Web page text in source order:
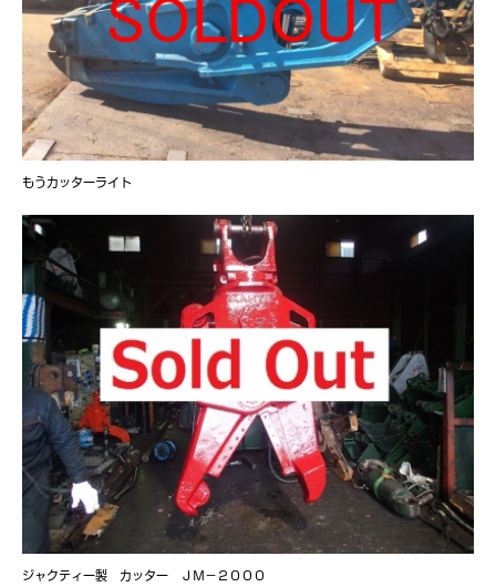
もうカッターライト
ジャクティー製 カッター ＪＭ－２０００